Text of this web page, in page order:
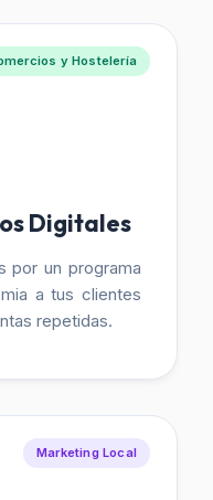
y Hostelería
Digitales
por un programa
a tus clientes
repetidas.
Marketing Local